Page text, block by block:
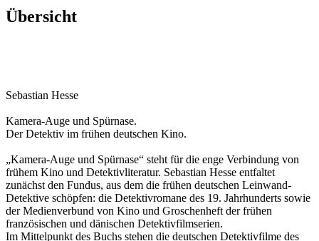
Übersicht
Sebastian Hesse
Kamera-Auge und Spürnase.
Der Detektiv im frühen deutschen Kino.
„Kamera-Auge und Spürnase“ steht für die enge Verbindung von
frühem Kino und Detektivliteratur. Sebastian Hesse entfaltet
zunächst den Fundus, aus dem die frühen deutschen Leinwand-
Detektive schöpfen: die Detektivromane des 19. Jahrhunderts sowie
der Medienverbund von Kino und Groschenheft der frühen
französischen und dänischen Detektivfilmserien.
Im Mittelpunkt des Buchs stehen die deutschen Detektivfilme des